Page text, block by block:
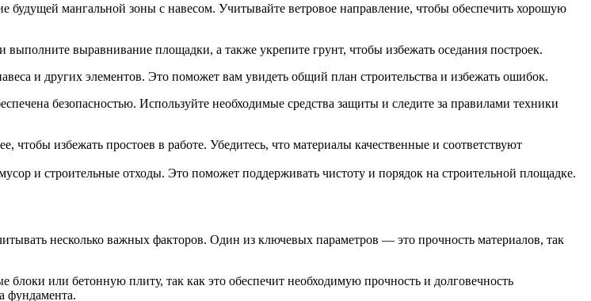
мангальной зоны с навесом. Учитывайте ветровое направление, чтобы обеспечить хорошую
выравнивание площадки, а также укрепите грунт, чтобы избежать оседания построек.
и других элементов. Это поможет вам увидеть общий план строительства и избежать ошибок.
безопасностью. Используйте необходимые средства защиты и следите за правилами техники
чтобы избежать простоев в работе. Убедитесь, что материалы качественные и соответствуют
и строительные отходы. Это поможет поддерживать чистоту и порядок на строительной площадке.
несколько важных факторов. Один из ключевых параметров — это прочность материалов, так
или бетонную плиту, так как это обеспечит необходимую прочность и долговечность
фундамента.